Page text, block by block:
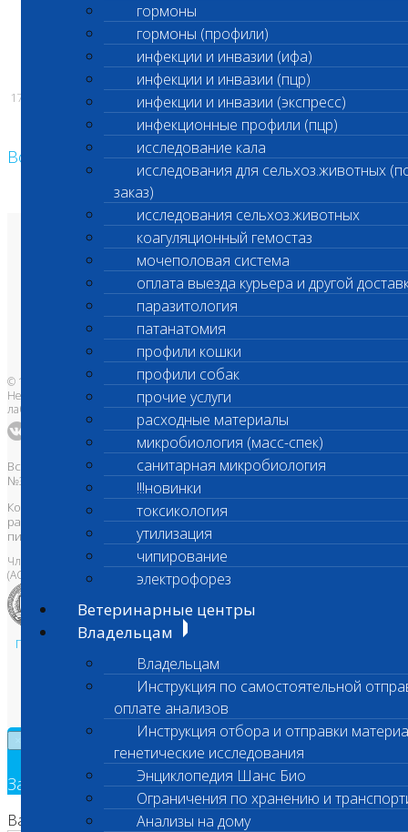
гормоны
гормоны (профили)
инфекции и инвазии (ифа)
инфекции и инвазии (пцр)
инфекции и инвазии (экспресс)
инфекционные профили (пцр)
исследование кала
исследования для сельхоз.животных
заказ)
исследования сельхоз.животных
коагуляционный гемостаз
мочеполовая система
оплата выезда курьера и другой
паразитология
патанатомия
профили кошки
профили собак
прочие услуги
расходные материалы
микробиология (масс-спек)
санитарная микробиология
!!!новинки
токсикология
утилизация
чипирование
электрофорез
Ветеринарные центры
Владельцам
Владельцам
Инструкция по самостоятельной
оплате анализов
Инструкция отбора и отправки
генетические исследования
Энциклопедия Шанс Био
Ограничения по хранению и
Анализы на дому
С уважением,
Администрация ООО «Шанс Био»
17.06.2026
Возврат к списку
О лаборатории
Анализы и цены
Ветеринарные центры
Владельцам
Врачам и клиникам
Бланки лаборатории
Банк донорской крови
Адреса лабораторий
© 1996-2026
Независимая ветеринарная
лаборатория Шанс Био
Все права защищены и охраняются законом. Товарный знак
№395740 от 2008 г. ООО "ШАНС БИО"
Копирование, тиражирование, а также использование материалов,
размещенных на сайтеwww.vetlab.ruвозможно только с
письменного разрешения Правообладателя
Член Национальной ветеринарной палаты
(АСРО НВП)
Политика в области персональных данных и конфиденциальности
Пользовательское соглашение
Техническая поддержка
Заявка на обратный звонок
Ваш номер телефона